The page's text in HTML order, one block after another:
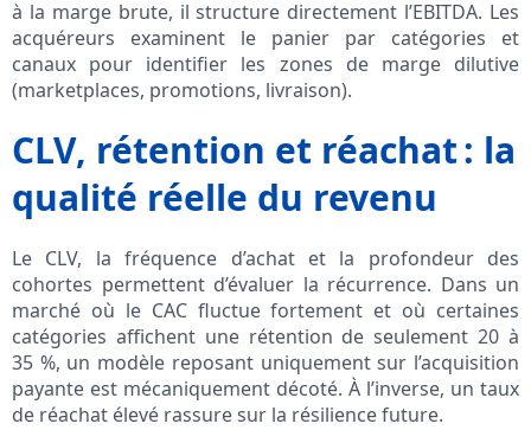
à la marge brute, il structure directement l’EBITDA. Les
acquéreurs examinent le panier par catégories et
canaux pour identifier les zones de marge dilutive
(marketplaces, promotions, livraison).
CLV, rétention et réachat : la
qualité réelle du revenu
Le CLV, la fréquence d’achat et la profondeur des
cohortes permettent d’évaluer la récurrence. Dans un
marché où le CAC fluctue fortement et où certaines
catégories affichent une rétention de seulement 20 à
35 %, un modèle reposant uniquement sur l’acquisition
payante est mécaniquement décoté. À l’inverse, un taux
de réachat élevé rassure sur la résilience future.